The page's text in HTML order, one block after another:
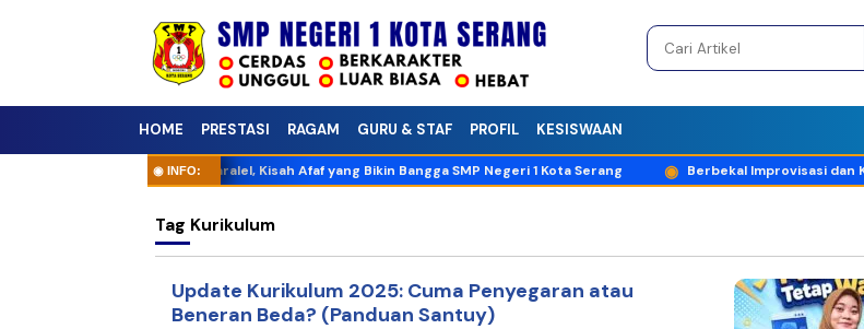
HOME PRESTASI RAGAM GURU & STAF PROFIL KESISWAAN
Karate hingga Peringkat 1 Paralel, Kisah Afaf yang Bikin Bangga SMP Negeri 1 Kota Serang Berbekal Improvisasi dan
Tag Kurikulum
Update Kurikulum 2025: Cuma Penyegaran atau
Beneran Beda? (Panduan Santuy)